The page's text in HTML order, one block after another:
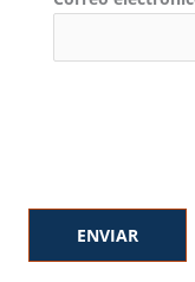
ENVIAR